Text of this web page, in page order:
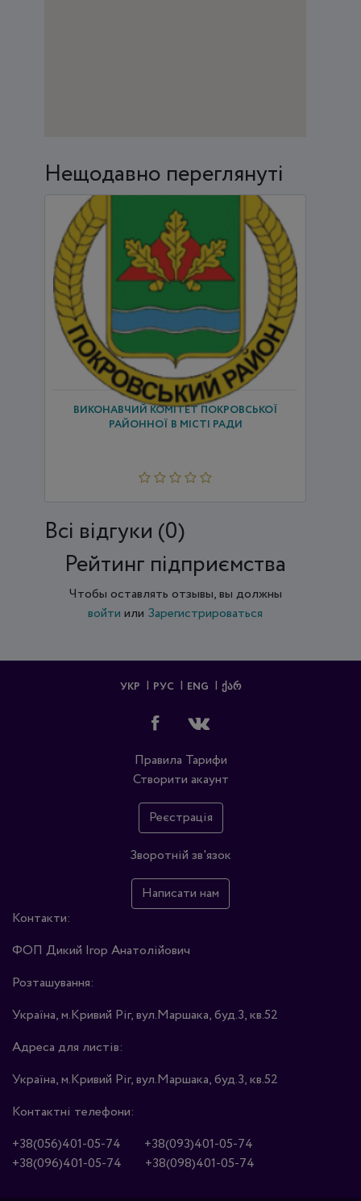
Нещодавно переглянуті
ВИКОНАВЧИЙ КОМІТЕТ ПОКРОВСЬКОЇ
РАЙОННОЇ В МІСТІ РАДИ
Всi відгуки (0)
Рейтинг підприємства
Чтобы оставлять отзывы, вы должны
войти или Зарегистрироваться
УКР РУС ENG ᲥᲐᲠ
Правила Тарифи
Створити акаунт
Реєстрація
Зворотній зв'язок
Написати нам
Контакти:
ФОП Дикий Ігор Анатолійович
Розташування:
Україна, м.Кривий Ріг, вул.Маршака, буд.3, кв.52
Адреса для листів:
Україна, м.Кривий Ріг, вул.Маршака, буд.3, кв.52
Контактні телефони:
+38(056)401-05-74
+38(093)401-05-74
+38(096)401-05-74
+38(098)401-05-74